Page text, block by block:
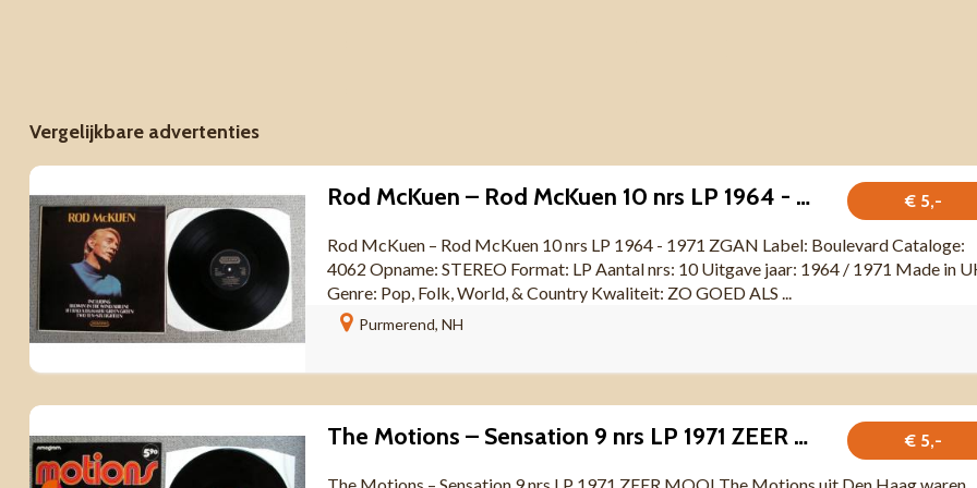
Vergelijkbare advertenties
€ 5,-
Rod McKuen – Rod McKuen 10 nrs LP 1964 - 1971 ZGAN
Rod McKuen – Rod McKuen 10 nrs LP 1964 - 1971 ZGAN Label: Boulevard Cataloge:
4062 Opname: STEREO Format: LP Aantal nrs: 10 Uitgave jaar: 1964 / 1971 Made in
Genre: Pop, Folk, World, & Country Kwaliteit: ZO GOED ALS ...
Purmerend, NH
€ 5,-
The Motions – Sensation 9 nrs LP 1971 ZEER MOOI